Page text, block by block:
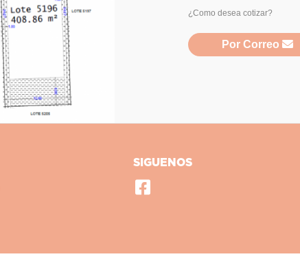
¿Como desea cotizar?
Por Correo
SIGUENOS